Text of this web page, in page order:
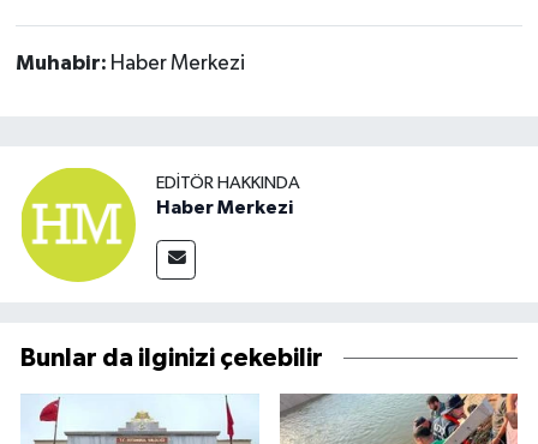
Muhabir: Haber Merkezi
EDITÖR HAKKINDA
Haber Merkezi
Bunlar da ilginizi çekebilir